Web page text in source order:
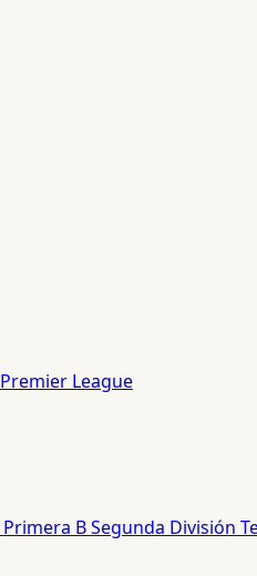
Premier League
Primera BSegunda División